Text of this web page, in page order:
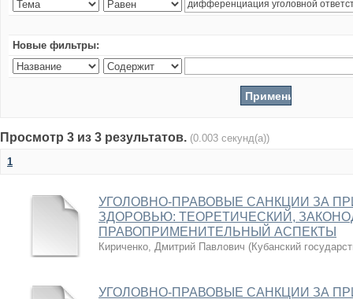
Новые фильтры:
Просмотр 3 из 3 результатов. (0.003 секунд(а))
1
УГОЛОВНО-ПРАВОВЫЕ САНКЦИИ ЗА
ЗДОРОВЬЮ: ТЕОРЕТИЧЕСКИЙ,
ПРАВОПРИМЕНИТЕЛЬНЫЙ АСПЕКТЫ
Кириченко, Дмитрий Павлович (Кубанский
УГОЛОВНО-ПРАВОВЫЕ САНКЦИИ ЗА